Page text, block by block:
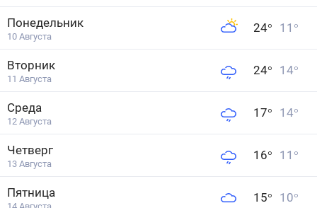
Понедельник
10 Августа
24° 11 °
Вторник
11 Августа
24° 14°
Среда
12 Августа
17° 14°
Четверг
13 Августа
16° 11 °
Пятница 15° 10°